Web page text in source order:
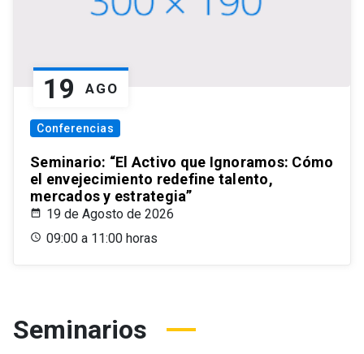
19 AGO
Conferencias
Seminario: “El Activo que Ignoramos: Cómo
el envejecimiento redefine talento,
mercados y estrategia”
19 de Agosto de 2026
09:00 a 11:00 horas
Seminarios